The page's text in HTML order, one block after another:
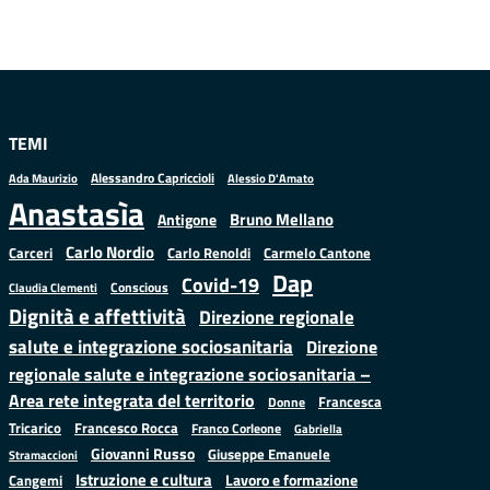
TEMI
Ada Maurizio Alessandro Capriccioli Alessio D'Amato
Anastasìa Antigone Bruno Mellano
Carceri Carlo Nordio Carlo Renoldi Carmelo Cantone
Claudia Clementi Conscious Covid-19 Dap
Dignità e affettività Direzione regionale
salute e integrazione sociosanitaria Direzione
regionale salute e integrazione sociosanitaria –
Area rete integrata del territorio
Donne
Francesca
Tricarico
Francesco Rocca Franco Corleone
Gabriella
Stramaccioni
Giovanni Russo Giuseppe Emanuele
Cangemi
Istruzione e cultura Lavoro e formazione